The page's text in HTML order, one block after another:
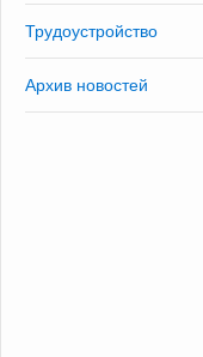
Трудоустройство
Архив новостей